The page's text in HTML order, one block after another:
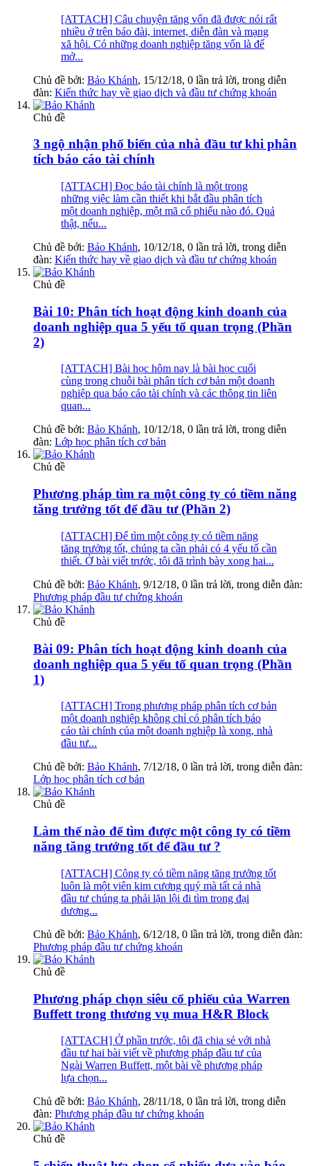
[ATTACH] Câu chuyện tăng vốn đã được nói rất
nhiều ở trên báo đài, internet, diễn đàn và mạng
xã hội. Có những doanh nghiệp tăng vốn là để
mở...
Chủ đề bởi: Bảo Khánh, 15/12/18, 0 lần trả lời, trong diễn
đàn: Kiến thức hay về giao dịch và đầu tư chứng khoán
Chủ đề
3 ngộ nhận phổ biến của nhà đầu tư khi phân
tích báo cáo tài chính
[ATTACH] Đọc báo tài chính là một trong
những việc làm cần thiết khi bắt đầu phân tích
một doanh nghiệp, một mã cổ phiếu nào đó. Quả
thật, nếu...
Chủ đề bởi: Bảo Khánh, 10/12/18, 0 lần trả lời, trong diễn
đàn: Kiến thức hay về giao dịch và đầu tư chứng khoán
Chủ đề
Bài 10: Phân tích hoạt động kinh doanh của
doanh nghiệp qua 5 yếu tố quan trọng (Phần
2)
[ATTACH] Bài học hôm nay là bài học cuối
cùng trong chuỗi bài phân tích cơ bản một doanh
nghiệp qua báo cáo tài chính và các thông tin liên
quan...
Chủ đề bởi: Bảo Khánh, 10/12/18, 0 lần trả lời, trong diễn
đàn: Lớp học phân tích cơ bản
Chủ đề
Phương pháp tìm ra một công ty có tiềm năng
tăng trưởng tốt để đầu tư (Phần 2)
[ATTACH] Để tìm một công ty có tiềm năng
tăng trưởng tốt, chúng ta cần phải có 4 yếu tố cần
thiết. Ở bài viết trước, tôi đã trình bày xong hai...
Chủ đề bởi: Bảo Khánh, 9/12/18, 0 lần trả lời, trong diễn đàn:
Phương pháp đầu tư chứng khoán
Chủ đề
Bài 09: Phân tích hoạt động kinh doanh của
doanh nghiệp qua 5 yếu tố quan trọng (Phần
1)
[ATTACH] Trong phương pháp phân tích cơ bản
một doanh nghiệp không chỉ có phân tích báo
cáo tài chính của một doanh nghiệp là xong, nhà
đầu tư...
Chủ đề bởi: Bảo Khánh, 7/12/18, 0 lần trả lời, trong diễn đàn:
Lớp học phân tích cơ bản
Chủ đề
Làm thế nào để tìm được một công ty có tiềm
năng tăng trưởng tốt để đầu tư ?
[ATTACH] Công ty có tiềm năng tăng trưởng tốt
luôn là một viên kim cương quý mà tất cả nhà
đầu tư chúng ta phải lặn lội đi tìm trong đại
dương...
Chủ đề bởi: Bảo Khánh, 6/12/18, 0 lần trả lời, trong diễn đàn:
Phương pháp đầu tư chứng khoán
Chủ đề
Phương pháp chọn siêu cổ phiếu của Warren
Buffett trong thương vụ mua H&R Block
[ATTACH] Ở phần trước, tôi đã chia sẻ với nhà
đầu tư hai bài viết về phương pháp đầu tư của
Ngài Warren Buffett, một bài về phương pháp
lựa chọn...
Chủ đề bởi: Bảo Khánh, 28/11/18, 0 lần trả lời, trong diễn
đàn: Phương pháp đầu tư chứng khoán
Chủ đề